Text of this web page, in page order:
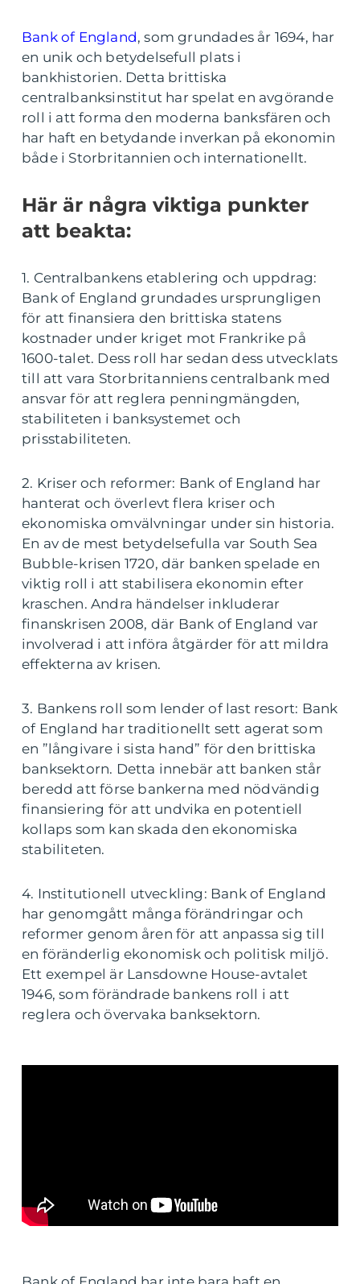
Bank of England, som grundades år 1694, har
en unik och betydelsefull plats i
bankhistorien. Detta brittiska
centralbanksinstitut har spelat en avgörande
roll i att forma den moderna banksfären och
har haft en betydande inverkan på ekonomin
både i Storbritannien och internationellt.
Här är några viktiga punkter
att beakta:
1. Centralbankens etablering och uppdrag:
Bank of England grundades ursprungligen
för att finansiera den brittiska statens
kostnader under kriget mot Frankrike på
1600-talet. Dess roll har sedan dess utvecklats
till att vara Storbritanniens centralbank med
ansvar för att reglera penningmängden,
stabiliteten i banksystemet och
prisstabiliteten.
2. Kriser och reformer: Bank of England har
hanterat och överlevt flera kriser och
ekonomiska omvälvningar under sin historia.
En av de mest betydelsefulla var South Sea
Bubble-krisen 1720, där banken spelade en
viktig roll i att stabilisera ekonomin efter
kraschen. Andra händelser inkluderar
finanskrisen 2008, där Bank of England var
involverad i att införa åtgärder för att mildra
effekterna av krisen.
3. Bankens roll som lender of last resort: Bank
of England har traditionellt sett agerat som
en ”långivare i sista hand” för den brittiska
banksektorn. Detta innebär att banken står
beredd att förse bankerna med nödvändig
finansiering för att undvika en potentiell
kollaps som kan skada den ekonomiska
stabiliteten.
4. Institutionell utveckling: Bank of England
har genomgått många förändringar och
reformer genom åren för att anpassa sig till
en föränderlig ekonomisk och politisk miljö.
Ett exempel är Lansdowne House-avtalet
1946, som förändrade bankens roll i att
reglera och övervaka banksektorn.